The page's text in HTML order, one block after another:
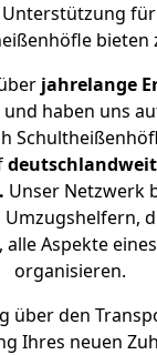
bieten
jahrelange
haben uns
Unser Netzwerk
alle Aspekte
organisieren.
über den
Ihres neuen